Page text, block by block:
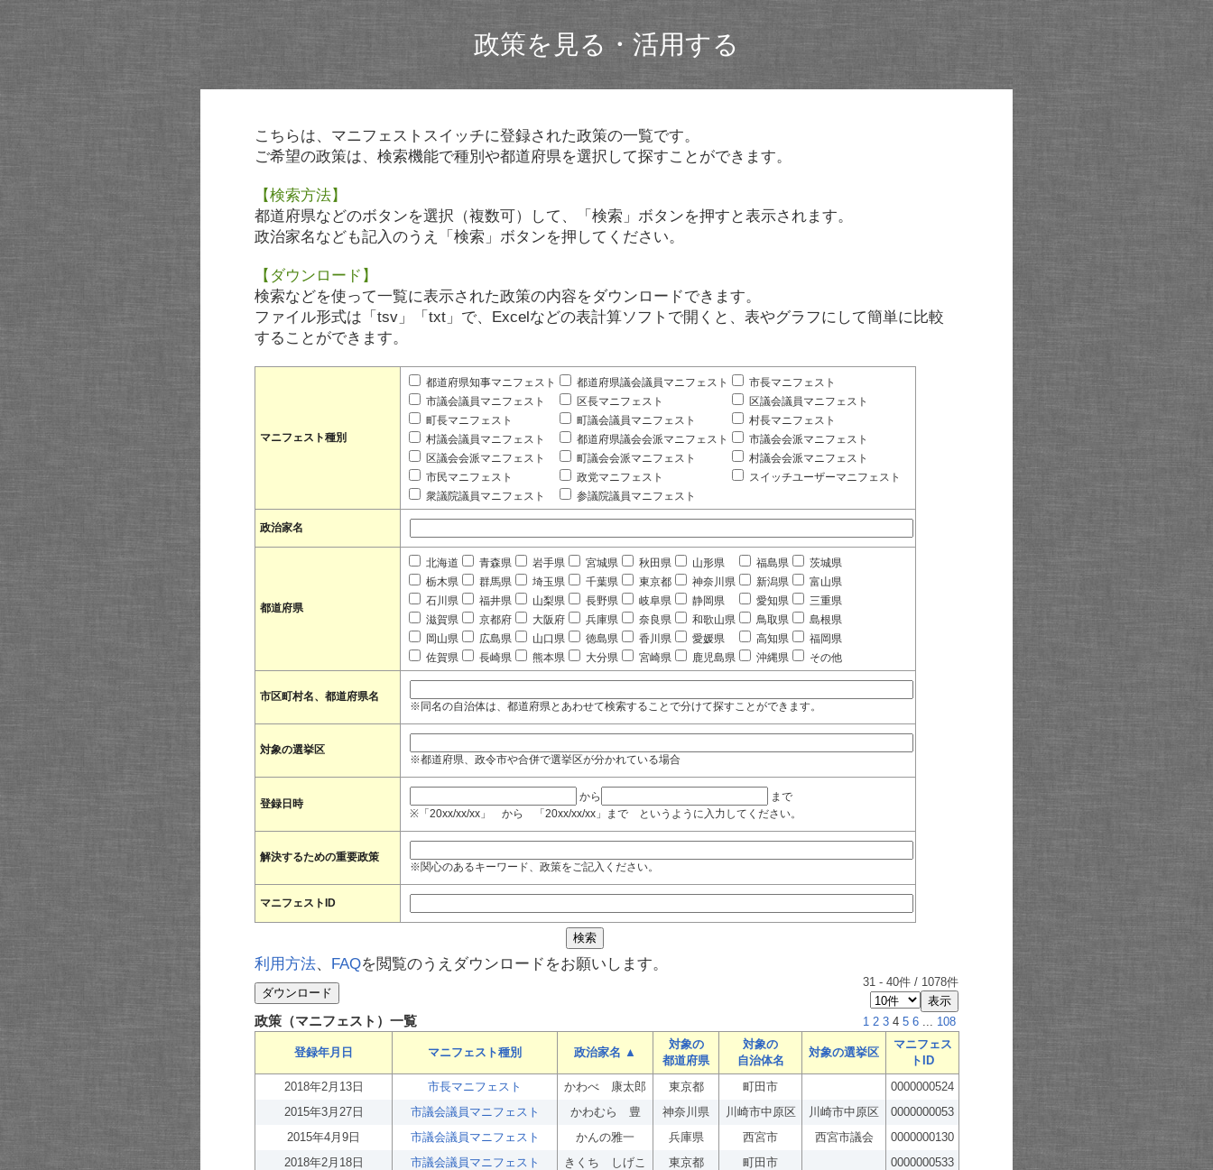
政策を見る・活用する
こちらは、マニフェストスイッチに登録された政策の一覧です。
ご希望の政策は、検索機能で種別や都道府県を選択して探すことができます。
【検索方法】
都道府県などのボタンを選択（複数可）して、「検索」ボタンを押すと表示されます。
政治家名なども記入のうえ「検索」ボタンを押してください。
【ダウンロード】
検索などを使って一覧に表示された政策の内容をダウンロードできます。
ファイル形式は「tsv」「txt」で、Excelなどの表計算ソフトで開くと、表やグラフにして簡単に比較
することができます。
マニフェスト種別
都道府県知事マニフェスト 都道府県議会議員マニフェスト
市長マニフェスト
市議会議員マニフェスト
区長マニフェスト
区議会議員マニフェスト
町長マニフェスト
町議会議員マニフェスト
村長マニフェスト
村議会議員マニフェスト
都道府県議会会派マニフェスト
市議会会派マニフェスト
区議会会派マニフェスト
町議会会派マニフェスト
村議会会派マニフェスト
市民マニフェスト
政党マニフェスト
スイッチユーザーマニフェスト
衆議院議員マニフェスト
参議院議員マニフェスト
政治家名
都道府県
北海道 青森県 岩手県 宮城県 秋田県 山形県 福島県
茨城県
栃木県
群馬県 埼玉県 千葉県 東京都 神奈川県 新潟県
富山県
石川県
福井県 山梨県 長野県 岐阜県 静岡県 愛知県
三重県
滋賀県
京都府 大阪府 兵庫県 奈良県 和歌山県 鳥取県
島根県
岡山県
広島県 山口県 徳島県 香川県 愛媛県 高知県
福岡県
佐賀県
長崎県 熊本県 大分県 宮崎県 鹿児島県 沖縄県 その他
市区町村名、都道府県名
※同名の自治体は、都道府県とあわせて検索することで分けて探すことができます。
対象の選挙区
※都道府県、政令市や合併で選挙区が分かれている場合
登録日時
から
まで
※「20xx/xx/xx」 から 「20xx/xx/xx」まで というように入力してください。
解決するための重要政策
※関心のあるキーワード、政策をご記入ください。
マニフェストID
利用方法、 FAQを閲覧のうえダウンロードをお願いします。
31 - 40件 / 1078件
政策（マニフェスト）一覧 1 2 3 4 5 6 ... 108
登録年月日 マニフェスト種別 政治家名 ▲
対象の
都道府県
対象の
自治体名
対象の選挙区
マニフェス
トID
2018年2月13日
市長マニフェスト かわべ 康太郎 東京都 町田市
0000000524
2015年3月27日
市議会議員マニフェスト かわむら 豊 神奈川県 川崎市中原区 川崎市中原区
0000000053
2015年4月9日
市議会議員マニフェスト かんの雅一 兵庫県 西宮市 西宮市議会
0000000130
2018年2月18日
市議会議員マニフェスト きくち しげこ 東京都 町田市 0000000533